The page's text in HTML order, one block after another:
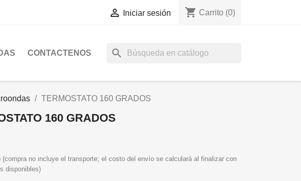
 Iniciar sesión shopping_cart Carrito (0)
CONTACTENOS search
TERMOSTATO 160 GRADOS
160 GRADOS
(compra no incluye el transporte; el costo del envío se calculará al finalizar con
disponibles)